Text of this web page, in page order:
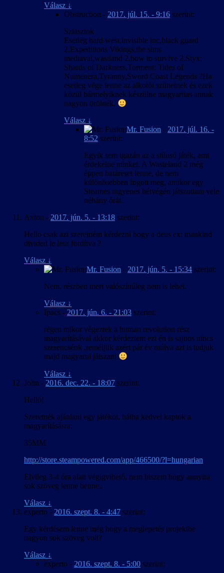
Válasz ↓
Obstruction - 2017. júl. 15. - 9:16 szerint:
Sziasztok
Esetleg hard west,invisible inc,black guard
2,Expeditions Vikings,the sims
mediaval,wastland 2,how to survive 2,Styx:
Shards of Darkness,Torment: Tides of
Numenera,Tyranny,Sword Coast Legends ?Ha
esetleg vége lenne az alkotói szünetnek és ezek
közül bármelyiknek készülne magyaritas annak
nagyon örülnék.
Válasz ↓
Mr. Fusion - 2017. júl. 16. -
8:52 szerint:
Egyik sem igazán az a stílusú játék, ami
érdekelne minket. A Wasteland 2 még
éppen határeset lenne, de nem
különösebben fogott meg, amikor egy
Steames ingyenes hétvégén játszottam vele
néhány órát.
Axton - 2017. jún. 5. - 13:18 szerint:
Hello csak azt szeretném kérdezni hogy a deus ex: mankind
divided le lesz fordítva ?
Válasz ↓
Mr. Fusion - 2017. jún. 5. - 15:34 szerint:
Nem, részben mert valószínűleg nem is lehet.
Válasz ↓
Ipacs - 2017. jún. 6. - 21:03 szerint:
régen mikor végeztek a human revolution rész
magyarításával akkor kérdeztem ezt én is sajnos nincs
szerencsénk ,reméljük azért pár év múlva azt is tudjuk
majd magyarul játszani
Válasz ↓
John - 2016. dec. 22. - 18:07 szerint:
Helló!
Szeretnék ajánlani egy játékot, hátha kedvet kaptok a
magyarításásra:
35MM
http://store.steampowered.com/app/466500/?l=hungarian
Elvileg 3-4 óra alatt végigvihető, nem hiszem hogy annyira
sok szöveg lenne benne..
Válasz ↓
experto - 2016. szept. 8. - 4:47 szerint:
Egy kérdésem lenne még hogy a meglepetés projektbe
nagyon sok szöveg volt?
Válasz ↓
experto - 2016. szept. 8. - 5:00 szerint: